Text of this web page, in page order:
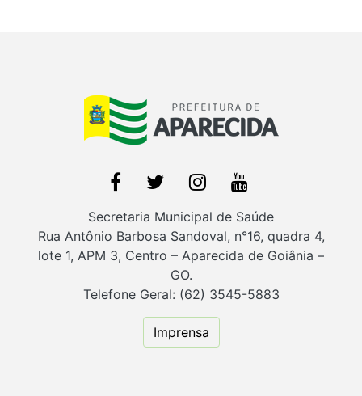
Secretaria Municipal de Saúde
Rua Antônio Barbosa Sandoval, n°16, quadra 4,
lote 1, APM 3, Centro – Aparecida de Goiânia –
GO.
Telefone Geral: (62) 3545-5883
Imprensa